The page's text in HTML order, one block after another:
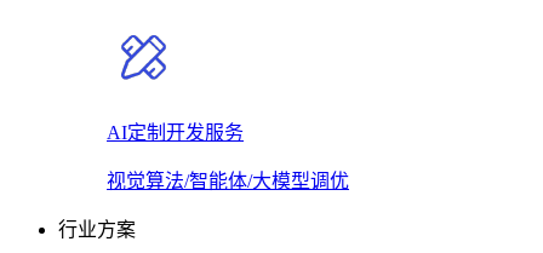
AI定制开发服务
视觉算法/智能体/大模型调优
行业方案